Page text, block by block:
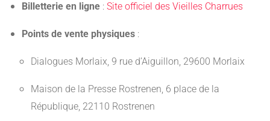
Billetterie en ligne : Site officiel des Vieilles Charrues
Points de vente physiques :
Dialogues Morlaix, 9 rue d’Aiguillon, 29600 Morlaix
Maison de la Presse Rostrenen, 6 place de la
République, 22110 Rostrenen